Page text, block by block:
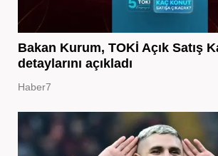
Bakan Kurum, TOKİ Açık Satış
detaylarını açıkladı
Haber7